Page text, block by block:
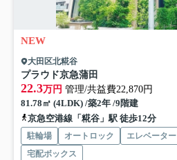
NEW
大田区北糀谷
プラウド京急蒲田
22.3万円 管理/共益費22,870円
81.78㎡ (4LDK) /築2年 /9階建
京急空港線「糀谷」駅 徒歩12分
駐輪場 オートロック エレベーター
宅配ボックス